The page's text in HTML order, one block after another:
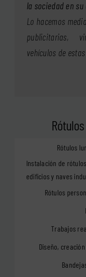
la sociedad en
Lo hacemos
publicitarias,
vehículos de
Rótulos
Instalación de
edificios y naves
Rótulos
Trabajos
Diseño,